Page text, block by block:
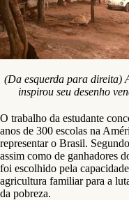
(Da esquerda para direita)
inspirou seu desenho
O trabalho da estudante
anos de 300 escolas na
representar o Brasil.
assim como de ganhadores
foi escolhido pela
agricultura familiar para a
da pobreza.